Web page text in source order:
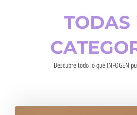
TODAS
Descubre todo lo que INFOGEN